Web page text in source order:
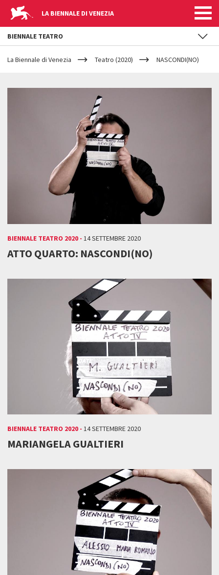
LA BIENNALE DI VENEZIA
YOUR
ARE
La Biennale di Venezia Teatro (2020) NASCONDI(NO)
NASCONDI(NO)
BIENNALE TEATRO 2020 - 14 SETTEMBRE 2020
ATTO QUARTO: NASCONDI(NO)
BIENNALE TEATRO 2020 - 14 SETTEMBRE 2020
MARIANGELA GUALTIERI
BIENNALE TEATRO